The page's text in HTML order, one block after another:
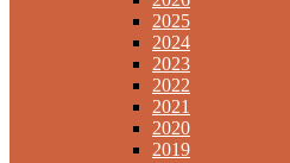
2025
2024
2023
2022
2021
2020
2019